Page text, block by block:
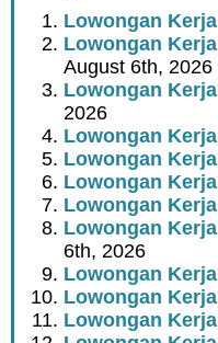
Lowongan
Lowongan
August 6th, 2026
Lowongan Kerja
2026
Lowongan
Lowongan
Lowongan
Lowongan
Lowongan
6th, 2026
Lowongan
Lowongan
Lowongan